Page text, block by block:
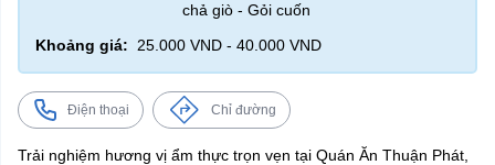
chả giò - Gỏi cuốn
Khoảng giá:
25.000 VND - 40.000 VND
Điện thoại Chỉ đường
Trải nghiệm hương vị ẩm thực trọn vẹn tại Quán Ăn Thuận Phát,